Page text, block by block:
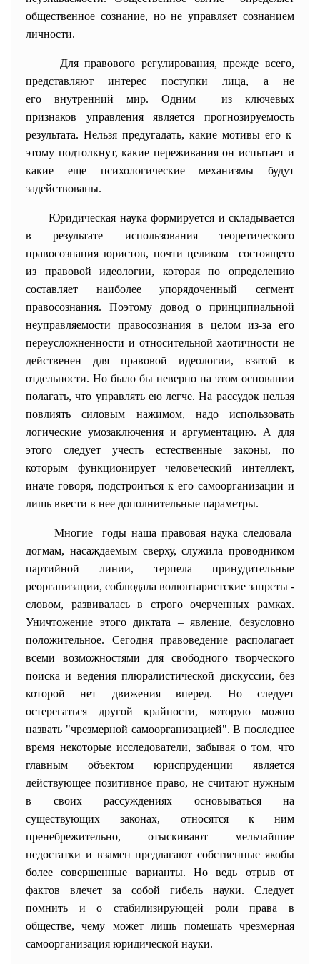
общественное сознание, но не управляет сознанием
личности.
Для правового регулирования, прежде всего,
представляют интерес поступки лица, а не
его внутренний мир. Одним из ключевых
признаков управления является прогнозируемость
результата. Нельзя предугадать, какие мотивы его к
этому подтолкнут, какие переживания он испытает и
какие еще психологические механизмы будут
задействованы.
Юридическая наука формируется искладывается
в результате использования теоретического
правосознания юристов, почти целиком состоящего
из правовой идеологии, которая по определению
составляет наиболее упорядоченный сегмент
правосознания. Поэтому довод о принципиальной
неуправляемости правосознания в целом из-за его
переусложненности и относительной хаотичности не
действенен для правовой идеологии, взятой в
отдельности. Но было бы неверно на этом основании
полагать, что управлять ею легче. На рассудок нельзя
повлиять силовым нажимом, надо использовать
логические умозаключения и аргументацию. А для
этого следует учесть естественные законы, по
которым функционирует человеческий интеллект,
иначе говоря, подстроиться к его самоорганизации и
лишь ввести в нее дополнительные параметры.
Многие годы наша правовая наука следовала
догмам, насаждаемым сверху, служила проводником
партийной линии, терпела принудительные
реорганизации, соблюдала волюнтаристские запреты -
словом, развивалась в строго очерченных рамках.
Уничтожение этого диктата – явление, безусловно
положительное. Сегодня правоведение располагает
всеми возможностями для свободного творческого
поиска и ведения плюралистической дискуссии, без
которой нет движения вперед. Но следует
остерегаться другой крайности, которую можно
назвать "чрезмерной самоорганизацией". В последнее
время некоторые исследователи, забывая о том, что
главным объектом юриспруденции является
действующее позитивное право, не считают нужным
в своих рассуждениях основываться на
существующих законах, относятся к ним
пренебрежительно, отыскивают мельчайшие
недостатки и взамен предлагают собственные якобы
более совершенные варианты. Но ведь отрыв от
фактов влечет за собой гибель науки. Следует
помнить и о стабилизирующей роли права в
обществе, чему может лишь помешать чрезмерная
самоорганизация юридической науки.